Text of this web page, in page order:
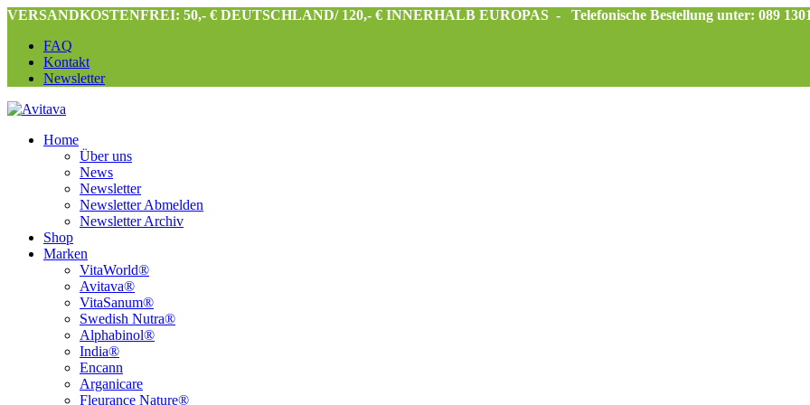
VERSANDKOSTENFREI: 50,- € DEUTSCHLAND/ 120,- € INNERHALB EUROPAS -
Telefonische Bestellung unter: 089
FAQ
Kontakt
Newsletter
Home
Über uns
News
Newsletter
Newsletter Abmelden
Newsletter Archiv
Shop
Marken
VitaWorld®
Avitava®
VitaSanum®
Swedish Nutra®
Alphabinol®
India®
Encann
Arganicare
Fleurance Nature®